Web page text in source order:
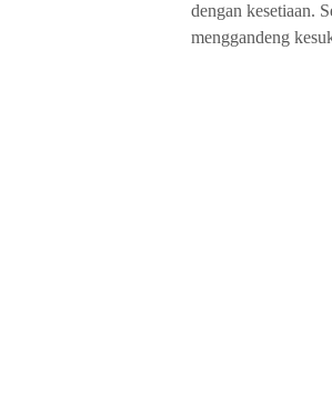
dengan kesetiaan.
menggandeng